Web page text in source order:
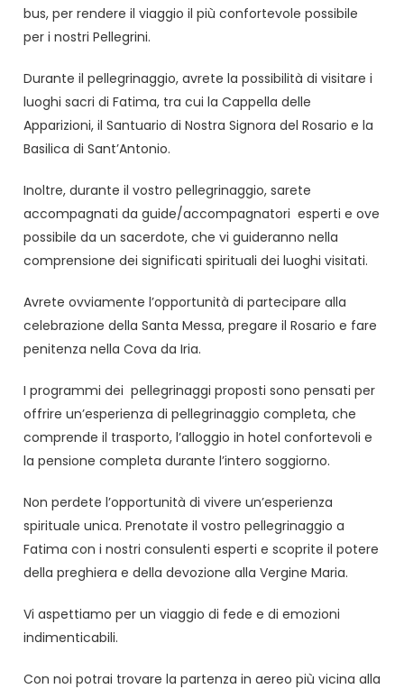
bus, per rendere il viaggio il più confortevole possibile
per i nostri Pellegrini.
Durante il pellegrinaggio, avrete la possibilità di visitare i
luoghi sacri di Fatima, tra cui la Cappella delle
Apparizioni, il Santuario di Nostra Signora del Rosario e la
Basilica di Sant’Antonio.
Inoltre, durante il vostro pellegrinaggio, sarete
accompagnati da guide/accompagnatori esperti e ove
possibile da un sacerdote, che vi guideranno nella
comprensione dei significati spirituali dei luoghi visitati.
Avrete ovviamente l’opportunità di partecipare alla
celebrazione della Santa Messa, pregare il Rosario e fare
penitenza nella Cova da Iria.
I programmi dei pellegrinaggi proposti sono pensati per
offrire un’esperienza di pellegrinaggio completa, che
comprende il trasporto, l’alloggio in hotel confortevoli e
la pensione completa durante l’intero soggiorno.
Non perdete l’opportunità di vivere un’esperienza
spirituale unica. Prenotate il vostro pellegrinaggio a
Fatima con i nostri consulenti esperti e scoprite il potere
della preghiera e della devozione alla Vergine Maria.
Vi aspettiamo per un viaggio di fede e di emozioni
indimenticabili.
Con noi potrai trovare la partenza in aereo più vicina alla